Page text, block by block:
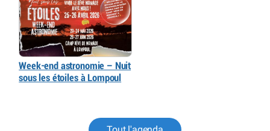
Week-end astronomie – Nuit
sous les étoiles à Lompoul